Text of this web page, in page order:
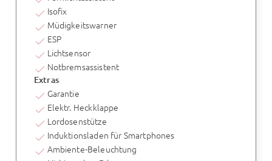
Isofix
Müdigkeitswarner
ESP
Lichtsensor
Notbremsassistent
Extras
Garantie
Elektr. Heckklappe
Lordosenstütze
Induktionsladen für Smartphones
Ambiente-Beleuchtung